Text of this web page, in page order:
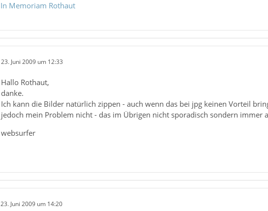
In Memoriam Rothaut
23. Juni 2009 um 12:33
Hallo Rothaut,
danke.
Ich kann die Bilder natürlich zippen - auch wenn das bei jpg keinen Vorteil
jedoch mein Problem nicht - das im Übrigen nicht sporadisch sondern immer
websurfer
23. Juni 2009 um 14:20